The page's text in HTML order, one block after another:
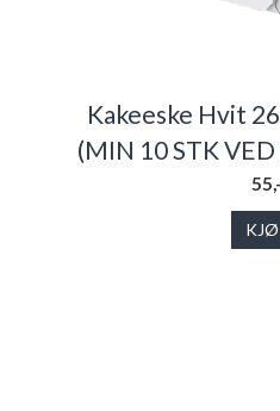
Kakeeske Hvit
(MIN 10 STK
55,-